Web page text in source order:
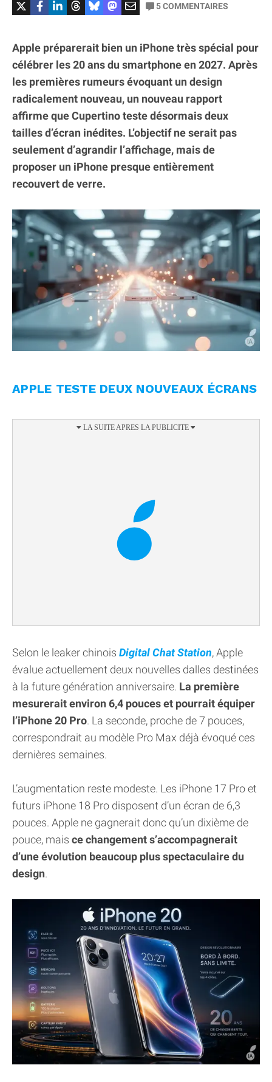
5COMMENTAIRES
Apple préparerait bien un iPhone très spécial pour
célébrer les 20 ans du smartphone en 2027. Après
les premières rumeurs évoquant un design
radicalement nouveau, un nouveau rapport
affirme que Cupertino teste désormais deux
tailles d’écran inédites. L’objectif ne serait pas
seulement d’agrandir l’affichage, mais de
proposer un iPhone presque entièrement
recouvert de verre.
APPLE TESTE DEUX NOUVEAUX ÉCRANS
Selon le leaker chinois Digital Chat Station, Apple
évalue actuellement deux nouvelles dalles destinées
à la future génération anniversaire. La première
mesurerait environ 6,4 pouces et pourrait équiper
l’iPhone 20 Pro. La seconde, proche de 7 pouces,
correspondrait au modèle Pro Max déjà évoqué ces
dernières semaines.
L’augmentation reste modeste. Les iPhone 17 Pro et
futurs iPhone 18 Pro disposent d’un écran de 6,3
pouces. Apple ne gagnerait donc qu’un dixième de
pouce, mais ce changement s’accompagnerait
d’une évolution beaucoup plus spectaculaire du
design.